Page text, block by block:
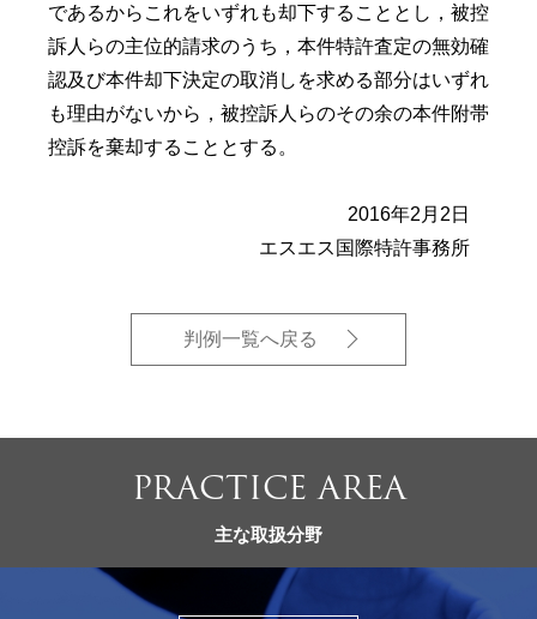
であるからこれをいずれも却下することとし，被控
訴人らの主位的請求のうち，本件特許査定の無効確
認及び本件却下決定の取消しを求める部分はいずれ
も理由がないから，被控訴人らのその余の本件附帯
控訴を棄却することとする。
2016年2月2日
エスエス国際特許事務所
判例一覧へ戻る
PRACTICE AREA
主な取扱分野